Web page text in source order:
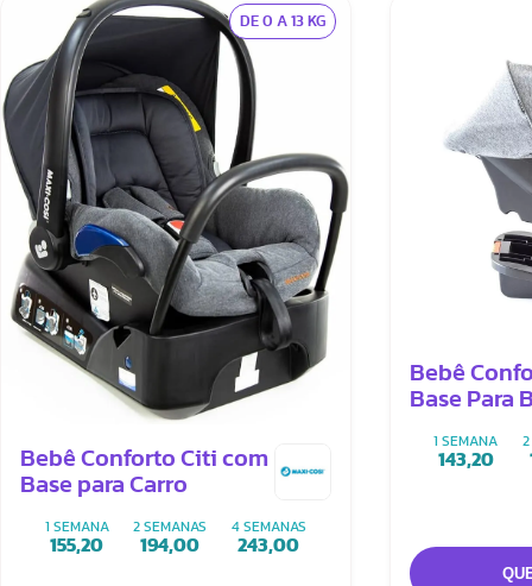
DE 0 A 13 KG
Bebê Conforto Citi com
Base para Carro
1 SEMANA
155,20
2 SEMANAS
194,00
4 SEMANAS
243,00
Bebê
Base Para
1 SEMANA
143,20
2